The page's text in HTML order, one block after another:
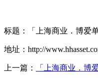
标题：「上海商业．博爱
地址：http://
上一篇： 「上海商业．博